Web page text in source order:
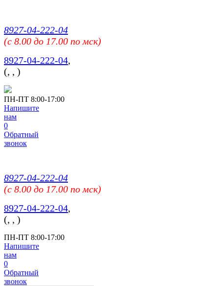
8927-04-222-04
(c 8.00 до 17.00 по мск)
8927-04-222-04,
(, , )
ПН-ПТ 8:00-17:00
Напишите
нам
0
Обратный
звонок
8927-04-222-04
(c 8.00 до 17.00 по мск)
8927-04-222-04,
(, , )
ПН-ПТ 8:00-17:00
Напишите
нам
0
Обратный
звонок